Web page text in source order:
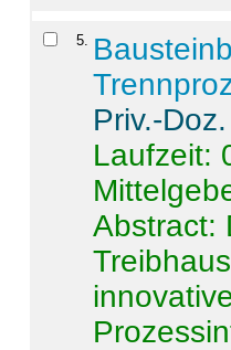
5
Priv.-
Laufzeit:
Abstract: